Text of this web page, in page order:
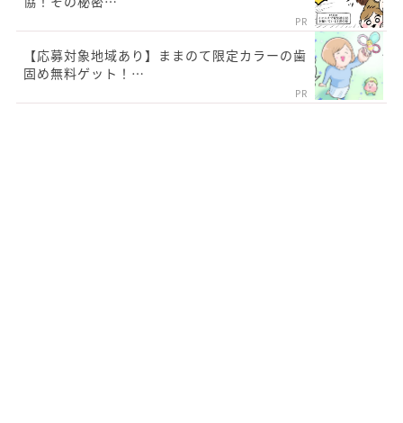
PR
【応募対象地域あり】ままのて限定カラーの歯
固め無料ゲット！…
PR